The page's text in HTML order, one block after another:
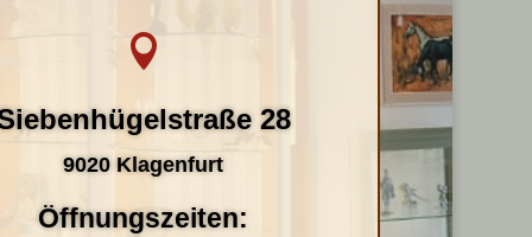

28
9020 Klagenfurt
Öffnungszeiten: